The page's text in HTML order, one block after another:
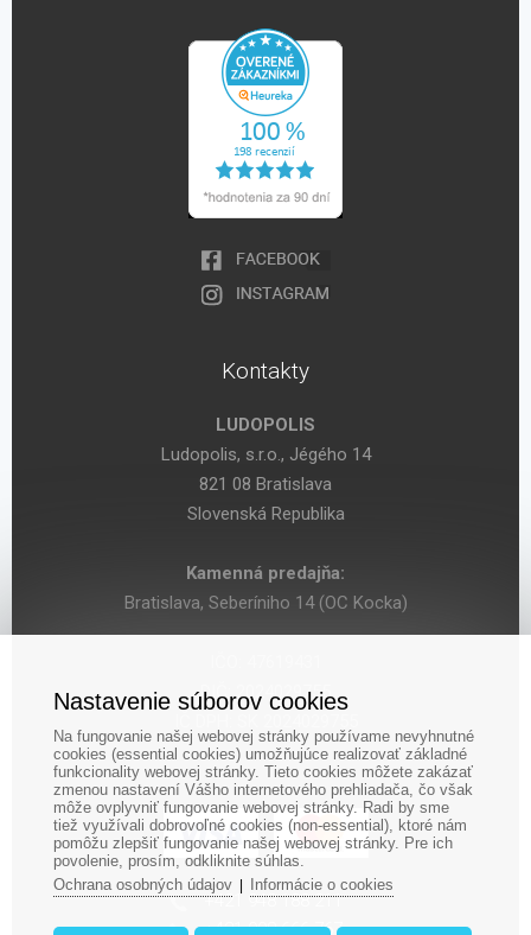
Kontakty
LUDOPOLIS
Ludopolis, s.r.o., Jégého 14
821 08 Bratislava
Slovenská Republika
Kamenná predajňa:
Bratislava, Seberíniho 14 (OC Kocka)
DIČ: 2024029755
‎+421 948 188 211
+421 908 666 767
Nastavenie súborov cookies
Na fungovanie našej webovej stránky používame nevyhnutné
cookies (essential cookies) umožňujúce realizovať základné
funkcionality webovej stránky. Tieto cookies môžete zakázať
zmenou nastavení Vášho internetového prehliadača, čo však
môže ovplyvniť fungovanie webovej stránky. Radi by sme
tiež využívali dobrovoľné cookies (non-essential), ktoré nám
pomôžu zlepšiť fungovanie našej webovej stránky. Pre ich
povolenie, prosím, odkliknite súhlas.
Ochrana osobných údajov| Informácie o cookies